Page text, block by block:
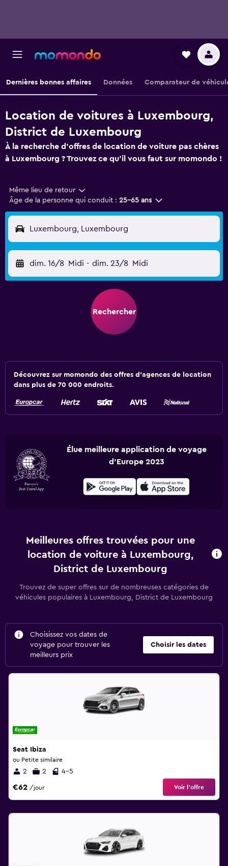
Dernières bonnes affaires Données Comparateur de
Location de voitures à Luxembourg,
District de Luxembourg
À la recherche d'offres de location de voiture pas chères
à Luxembourg ? Trouvez ce qu'il vous faut sur momondo !
Même lieu de retour
Âge de la personne qui conduit : 25-65 ans
Luxembourg, Luxembourg
dim. 16/8 Midi - dim. 23/8 Midi
Rechercher
Découvrez sur momondo des offres d'agences de location
dans plus de 70 000 endroits.
Élue meilleure application de voyage
d'Europe 2023
Meilleures offres trouvées pour une
location de voiture à Luxembourg,
District de Luxembourg
Trouvez de super offres sur de nombreuses catégories de
véhicules populaires à Luxembourg, District de Luxembourg
Choisissez vos dates de
voyage pour trouver les
meilleurs prix
Choisir les dates
Seat Ibiza
ou Petite similaire
2 2 4-5
€62 /jour Voir l’offre